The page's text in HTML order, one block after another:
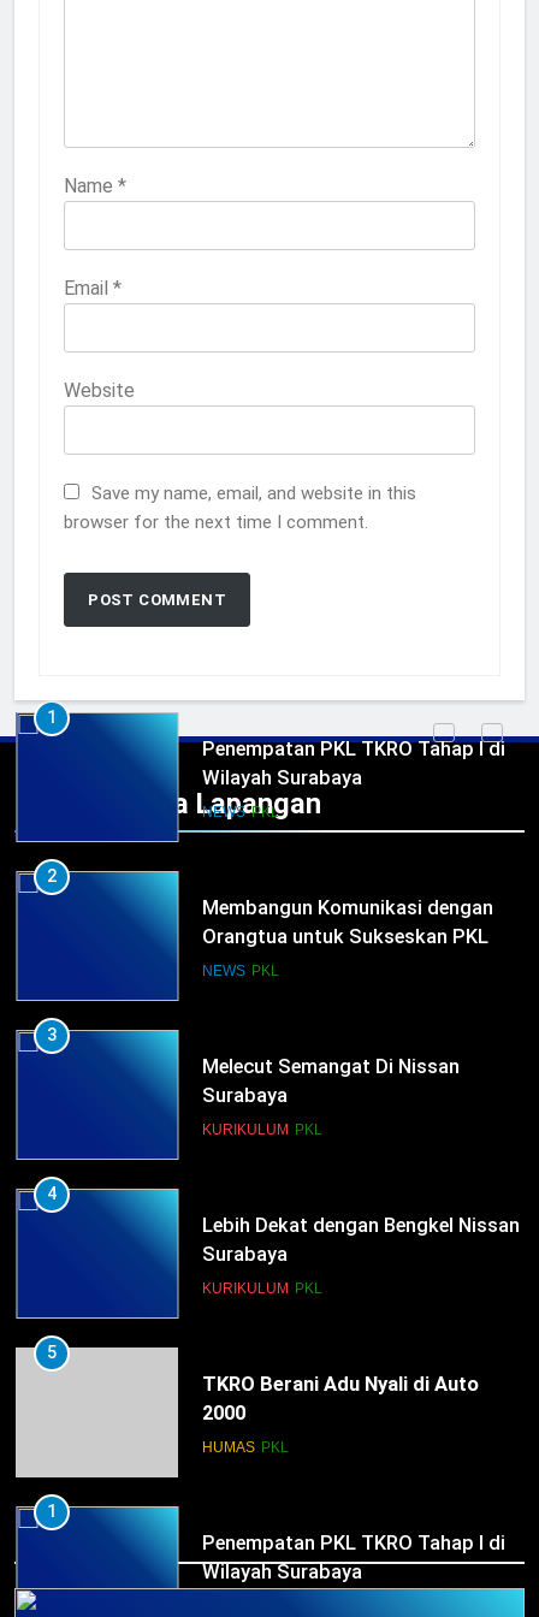
Name *
Email *
Website
Save my name, email, and website in this
browser for the next time I comment.
Praktek Kerja Lapangan
Orangtua untuk Sukseskan PKL
Surabaya
Surabaya
KURIKULUM PKL
TKRO Berani Adu Nyali di Auto
1
Penempatan PKL TKRO Tahap I di
Wilayah Surabaya
NEWS PKL
2
Membangun Komunikasi dengan
Orangtua untuk Sukseskan PKL
Kompetensi Keahlian TKRO
NEWS PKL
3
Melecut Semangat Di Nissan
Surabaya
KURIKULUM PKL
4
Lebih Dekat dengan Bengkel Nissan
Surabaya
KURIKULUM PKL
5
TKRO Berani Adu Nyali di Auto
2000
HUMAS PKL
1
Penempatan PKL TKRO Tahap I di
Wilayah Surabaya
HUMAS